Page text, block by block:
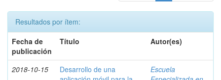
Resultados por ítem:
Fecha de
publicación
Título Autor(es)
2018-10-15
Desarrollo de una
Escuela